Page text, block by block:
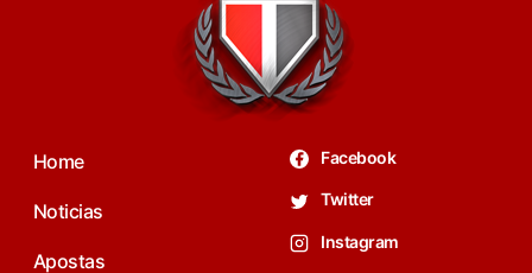
Home
Noticias
Apostas
Facebook
Twitter
Instagram